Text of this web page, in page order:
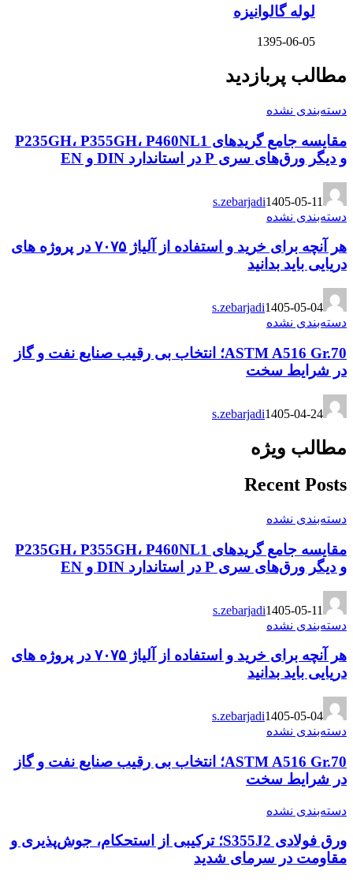
لوله گالوانیزه
1395-06-05
مطالب پربازدید
دسته‌بندی نشده
مقایسه جامع گریدهای P235GH، P355GH، P460NL1
و دیگر ورق‌های سری P در استاندارد DIN و EN
s.zebarjadi1405-05-11
دسته‌بندی نشده
هر آنچه برای خرید و استفاده از آلیاژ ۷۰۷۵ در پروژه های
دریایی باید بدانید
s.zebarjadi1405-05-04
دسته‌بندی نشده
ASTM A516 Gr.70؛ انتخاب بی رقیب صنایع نفت و گاز
در شرایط سخت
s.zebarjadi1405-04-24
مطالب ویژه
Recent Posts
دسته‌بندی نشده
مقایسه جامع گریدهای P235GH، P355GH، P460NL1
و دیگر ورق‌های سری P در استاندارد DIN و EN
s.zebarjadi1405-05-11
دسته‌بندی نشده
هر آنچه برای خرید و استفاده از آلیاژ ۷۰۷۵ در پروژه های
دریایی باید بدانید
s.zebarjadi1405-05-04
دسته‌بندی نشده
ASTM A516 Gr.70؛ انتخاب بی رقیب صنایع نفت و گاز
در شرایط سخت
دسته‌بندی نشده
ورق فولادی S355J2؛ ترکیبی از استحکام، جوش‌پذیری و
مقاومت در سرمای شدید